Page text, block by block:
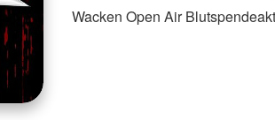
Wacken Open Air